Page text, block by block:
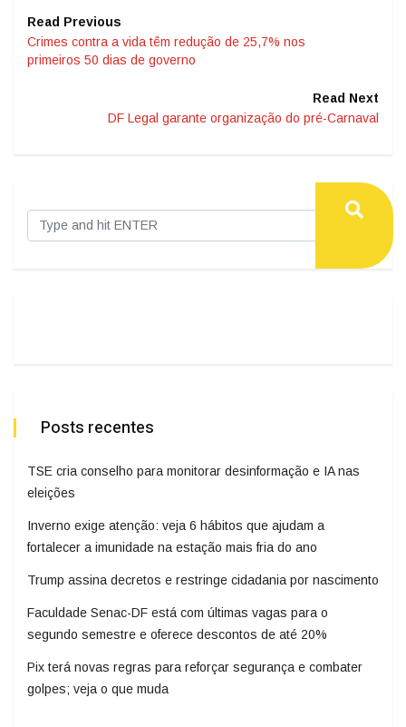
Read Previous
Crimes contra a vida têm redução de 25,7% nos
primeiros 50 dias de governo
Read Next
DF Legal garante organização do pré-Carnaval
Posts recentes
TSE cria conselho para monitorar desinformação e IA nas
eleições
Inverno exige atenção: veja 6 hábitos que ajudam a
fortalecer a imunidade na estação mais fria do ano
Trump assina decretos e restringe cidadania por nascimento
Faculdade Senac-DF está com últimas vagas para o
segundo semestre e oferece descontos de até 20%
Pix terá novas regras para reforçar segurança e combater
golpes; veja o que muda